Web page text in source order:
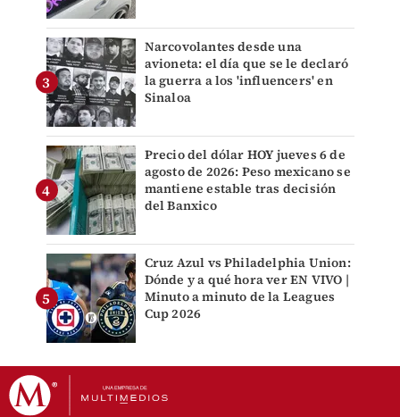
Narcovolantes desde una
avioneta: el día que se le declaró
la guerra a los 'influencers' en
Sinaloa
Precio del dólar HOY jueves 6 de
agosto de 2026: Peso mexicano se
mantiene estable tras decisión
del Banxico
Cruz Azul vs Philadelphia Union:
Dónde y a qué hora ver EN VIVO |
Minuto a minuto de la Leagues
Cup 2026